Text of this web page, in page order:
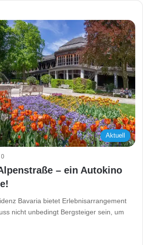
Aktuell
0
– ein Autokino
Bavaria bietet Erlebnisarrangement
nicht unbedingt Bergsteiger sein, um